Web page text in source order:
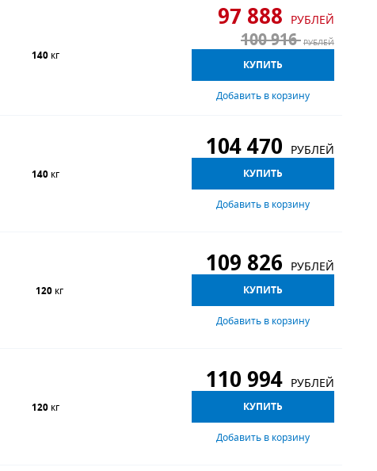
140 кг
97 888 РУБЛЕЙ
100 916 РУБЛЕЙ
КУПИТЬ
Добавить в корзину
140 кг
104 470 РУБЛЕЙ
КУПИТЬ
Добавить в корзину
120 кг
109 826 РУБЛЕЙ
КУПИТЬ
Добавить в корзину
120 кг
110 994 РУБЛЕЙ
КУПИТЬ
Добавить в корзину